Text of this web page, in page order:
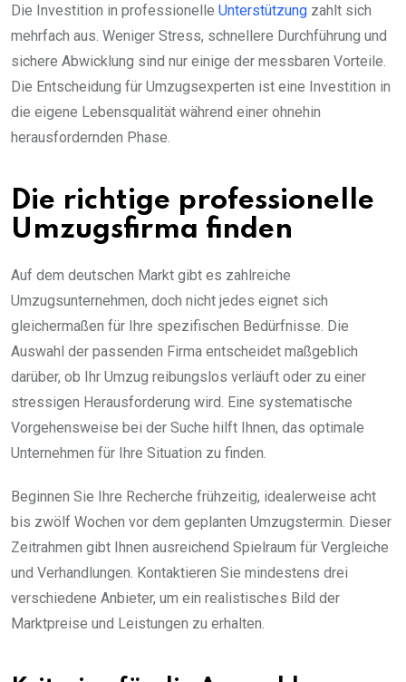
Die Investition in professionelle Unterstützung zahlt sich
mehrfach aus. Weniger Stress, schnellere Durchführung und
sichere Abwicklung sind nur einige der messbaren Vorteile.
Die Entscheidung für Umzugsexperten ist eine Investition in
die eigene Lebensqualität während einer ohnehin
herausfordernden Phase.
Die richtige professionelle
Umzugsfirma finden
Auf dem deutschen Markt gibt es zahlreiche
Umzugsunternehmen, doch nicht jedes eignet sich
gleichermaßen für Ihre spezifischen Bedürfnisse. Die
Auswahl der passenden Firma entscheidet maßgeblich
darüber, ob Ihr Umzug reibungslos verläuft oder zu einer
stressigen Herausforderung wird. Eine systematische
Vorgehensweise bei der Suche hilft Ihnen, das optimale
Unternehmen für Ihre Situation zu finden.
Beginnen Sie Ihre Recherche frühzeitig, idealerweise acht
bis zwölf Wochen vor dem geplanten Umzugstermin. Dieser
Zeitrahmen gibt Ihnen ausreichend Spielraum für Vergleiche
und Verhandlungen. Kontaktieren Sie mindestens drei
verschiedene Anbieter, um ein realistisches Bild der
Marktpreise und Leistungen zu erhalten.